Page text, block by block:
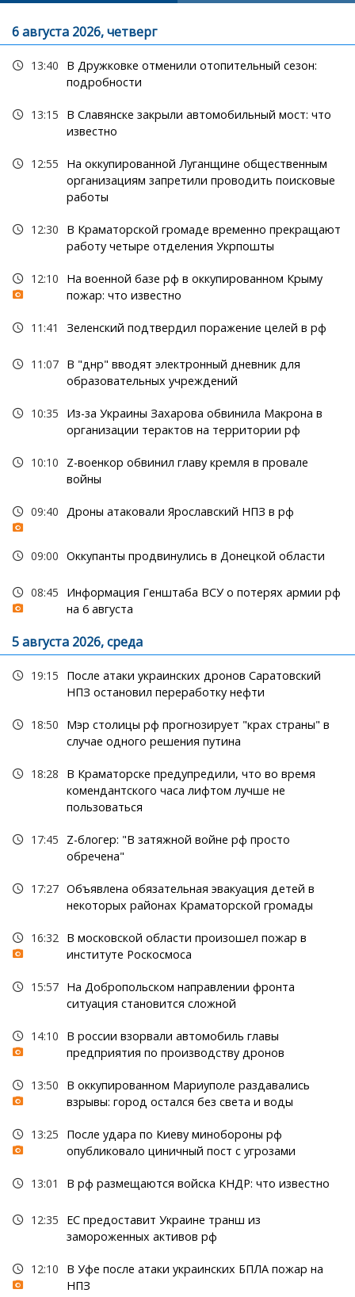
6 августа 2026, четверг
13:40
В Дружковке отменили отопительный сезон:
подробности
13:15
В Славянске закрыли автомобильный мост: что
известно
12:55
На оккупированной Луганщине общественным
организациям запретили проводить поисковые
работы
12:30
В Краматорской громаде временно прекращают
работу четыре отделения Укрпошты
12:10
На военной базе рф в оккупированном Крыму
пожар: что известно
11:41 Зеленский подтвердил поражение целей в рф
11:07 В "днр" вводят электронный дневник для
образовательных учреждений
10:35
Из-за Украины Захарова обвинила Макрона в
организации терактов на территории рф
10:10
Z-военкор обвинил главу кремля в провале
войны
09:40 Дроны атаковали Ярославский НПЗ в рф
09:00 Оккупанты продвинулись в Донецкой области
08:45
Информация Генштаба ВСУ о потерях армии рф
на 6 августа
5 августа 2026, среда
19:15
После атаки украинских дронов Саратовский
НПЗ остановил переработку нефти
18:50
Мэр столицы рф прогнозирует "крах страны" в
случае одного решения путина
18:28
В Краматорске предупредили, что во время
комендантского часа лифтом лучше не
пользоваться
17:45
Z-блогер: "В затяжной войне рф просто
обречена"
17:27 Объявлена обязательная эвакуация детей в
некоторых районах Краматорской громады
16:32 В московской области произошел пожар в
институте Роскосмоса
15:57 На Добропольском направлении фронта
ситуация становится сложной
14:10
В россии взорвали автомобиль главы
предприятия по производству дронов
13:50
В оккупированном Мариуполе раздавались
взрывы: город остался без света и воды
13:25
После удара по Киеву минобороны рф
опубликовало циничный пост с угрозами
13:01 В рф размещаются войска КНДР: что известно
12:35
ЕС предоставит Украине транш из
замороженных активов рф
12:10
В Уфе после атаки украинских БПЛА пожар на
НПЗ